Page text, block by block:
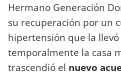
Hermano Generación
su recuperación por un
hipertensión que la
temporalmente la casa
trascendió el nuevo